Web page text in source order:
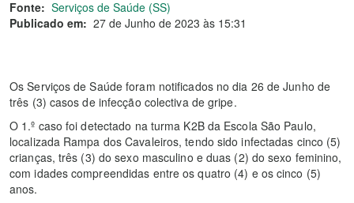
Fonte: Serviços de Saúde (SS)
Publicado em: 27 de Junho de 2023 às 15:31
Os Serviços de Saúde foram notificados no dia 26 de Junho de
três (3) casos de infecção colectiva de gripe.
O 1.º caso foi detectado na turma K2B da Escola São Paulo,
localizada Rampa dos Cavaleiros, tendo sido infectadas cinco (5)
crianças, três (3) do sexo masculino e duas (2) do sexo feminino,
com idades compreendidas entre os quatro (4) e os cinco (5)
anos.